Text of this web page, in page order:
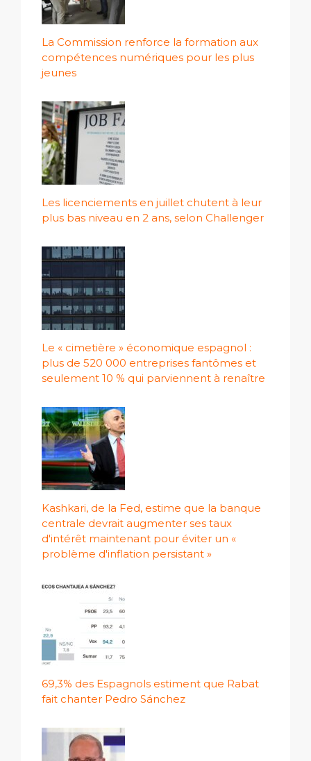
La Commission renforce la formation aux
compétences numériques pour les plus
jeunes
Les licenciements en juillet chutent à leur
plus bas niveau en 2 ans, selon Challenger
Le « cimetière » économique espagnol :
plus de 520 000 entreprises fantômes et
seulement 10 % qui parviennent à renaître
Kashkari, de la Fed, estime que la banque
centrale devrait augmenter ses taux
d'intérêt maintenant pour éviter un «
problème d'inflation persistant »
69,3% des Espagnols estiment que Rabat
fait chanter Pedro Sánchez